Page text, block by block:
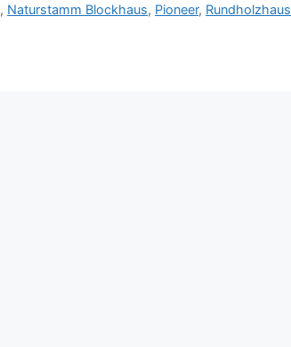
, Naturstamm Blockhaus, Pioneer, Rundholzhaus